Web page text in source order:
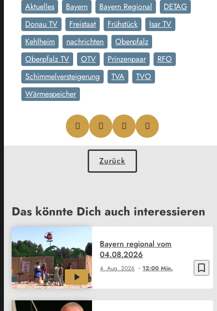
Aktuelles Bayern Bayern Regional
DETAG
Donau TV
Freistaat Frühstück
Isar TV
Kehlheim
nachrichten
Oberpfalz
Oberpfalz TV
OTV Prinzenpaar
RFO
Schimmelversteigerung
TVA
TVO
Wärmespeicher
Zurück
Das könnte Dich auch interessieren
bookmark_border
4. Aug. 2026 12:00 Min.
Bayern regional vom
04.08.2026